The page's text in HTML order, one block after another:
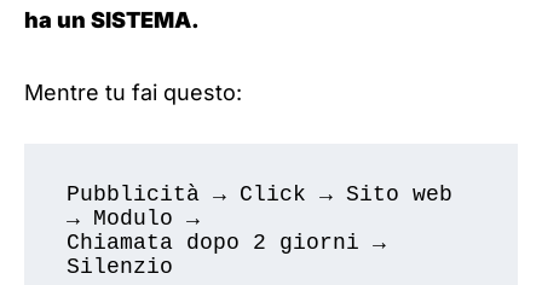
ha un SISTEMA.
Mentre tu fai questo:
Pubblicità → Click → Sito web
→ Modulo →
Chiamata dopo 2 giorni →